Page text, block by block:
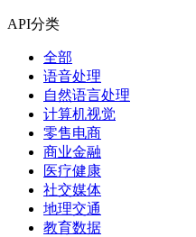
API分类
全部
语音处理
自然语言处理
计算机视觉
零售电商
商业金融
医疗健康
社交媒体
地理交通
教育数据